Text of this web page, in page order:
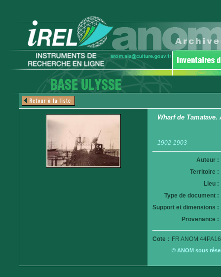
Wharf de Tamatave.
1902-1903
Auteur :
Territoire :
Lieu :
Type de document :
Support et dimensions :
Provenance :
Cote : FR ANOM
© ANOM sous